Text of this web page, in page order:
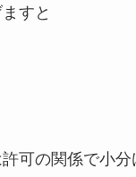
すと
許可の関係で小